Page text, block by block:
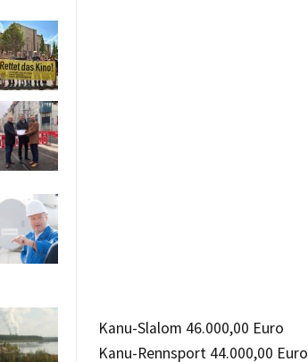
Kanu-Slalom 46.000,00 Euro
Kanu-Rennsport 44.000,00 Euro